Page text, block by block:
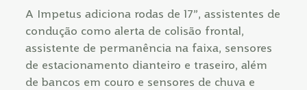
A Impetus adiciona rodas de 17”, assistentes de
condução como alerta de colisão frontal,
assistente de permanência na faixa, sensores
de estacionamento dianteiro e traseiro, além
de bancos em couro e sensores de chuva e